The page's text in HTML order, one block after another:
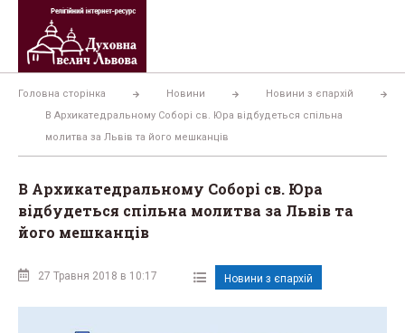
Перейти
вмісту
Головна сторінка Новини
Новини з єпархій
В Архикатедральному Соборі св. Юра відбудеться спільна
молитва за Львів та його мешканців
В Архикатедральному Соборі св. Юра
відбудеться спільна молитва за Львів та
його мешканців
27 Травня 2018 в 10:17 Новини з єпархій